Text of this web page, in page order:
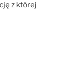
z której